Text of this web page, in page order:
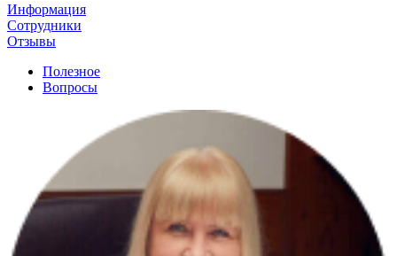
Информация
Сотрудники
Отзывы
Полезное
Вопросы